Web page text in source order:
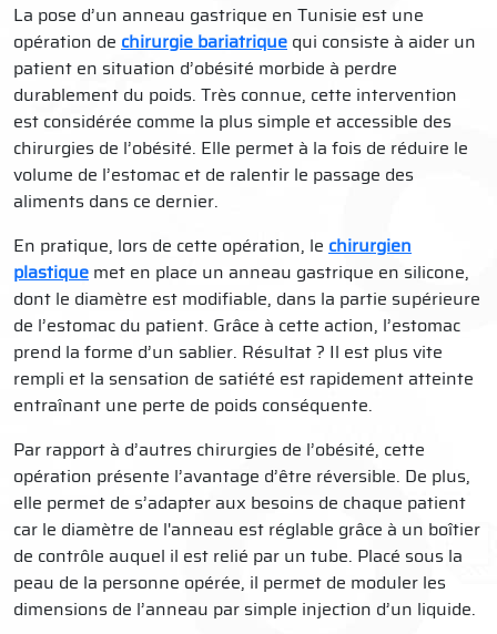
La pose d’un anneau gastrique en Tunisie est une
opération de chirurgie bariatrique qui consiste à aider un
patient en situation d’obésité morbide à perdre
durablement du poids. Très connue, cette intervention
est considérée comme la plus simple et accessible des
chirurgies de l’obésité. Elle permet à la fois de réduire le
volume de l’estomac et de ralentir le passage des
aliments dans ce dernier.
En pratique, lors de cette opération, le chirurgien
plastique met en place un anneau gastrique en silicone,
dont le diamètre est modifiable, dans la partie supérieure
de l’estomac du patient. Grâce à cette action, l’estomac
prend la forme d’un sablier. Résultat ? Il est plus vite
rempli et la sensation de satiété est rapidement atteinte
entraînant une perte de poids conséquente.
Par rapport à d’autres chirurgies de l’obésité, cette
opération présente l’avantage d’être réversible. De plus,
elle permet de s’adapter aux besoins de chaque patient
car le diamètre de l'anneau est réglable grâce à un boîtier
de contrôle auquel il est relié par un tube. Placé sous la
peau de la personne opérée, il permet de moduler les
dimensions de l’anneau par simple injection d’un liquide.